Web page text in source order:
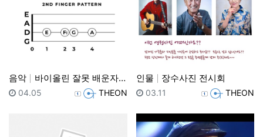
음악 바이올린 잘못 배운자세 바로잡기
등록자THEON
등록일
04.05
인물 장수사진 전시회
등록자 THEON
등록일
03.11